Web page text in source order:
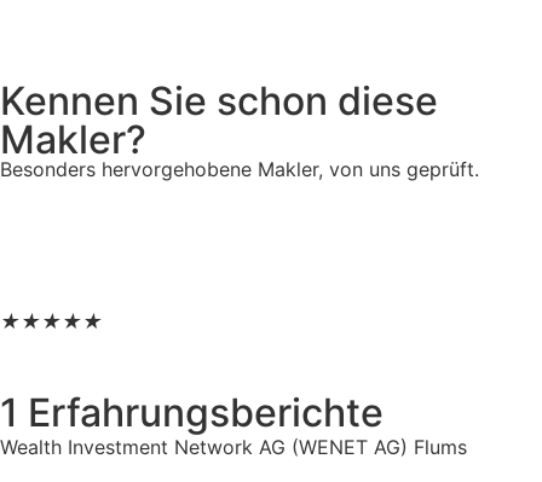
Kennen Sie schon diese
Makler?
Besonders hervorgehobene Makler, von uns geprüft.
★★★★★
1 Erfahrungsberichte
Wealth Investment Network AG (WENET AG) Flums